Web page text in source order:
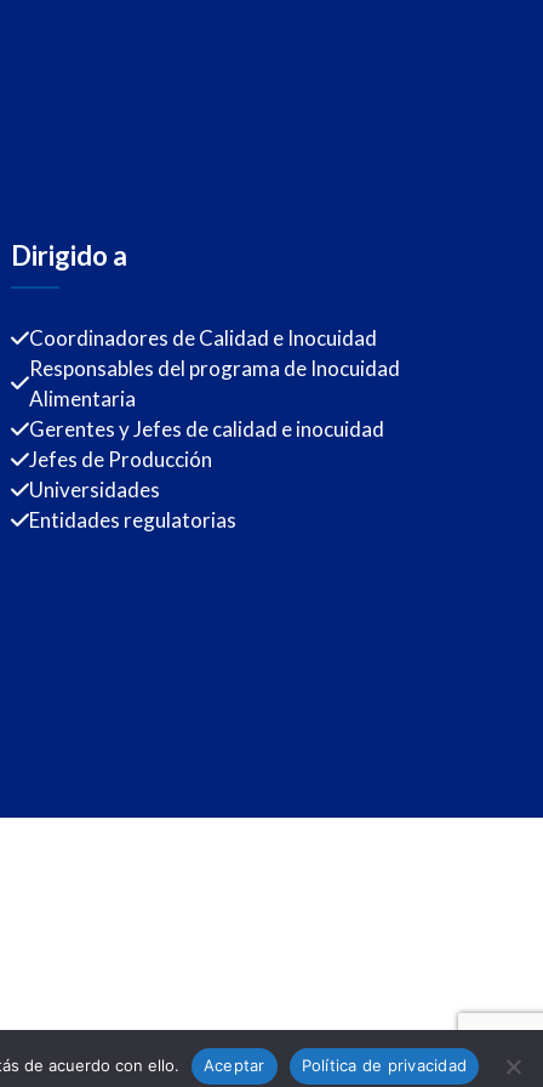
Dirigido a
Coordinadores de Calidad e Inocuidad
Responsables del programa de Inocuidad
Alimentaria
Gerentes y Jefes de calidad e inocuidad
Jefes de Producción
Universidades
Entidades regulatorias
de acuerdo con ello. Aceptar Política de privacidad